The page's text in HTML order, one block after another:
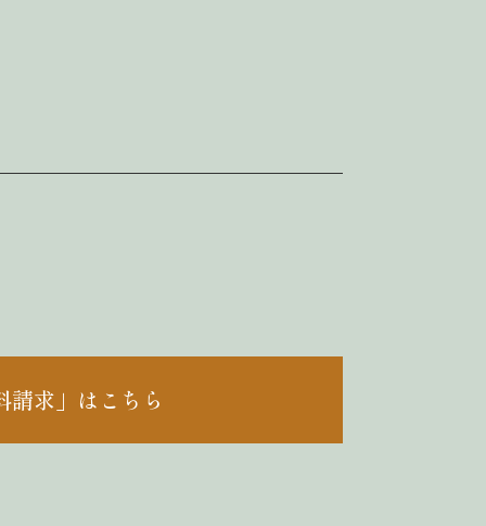
請求」はこちら